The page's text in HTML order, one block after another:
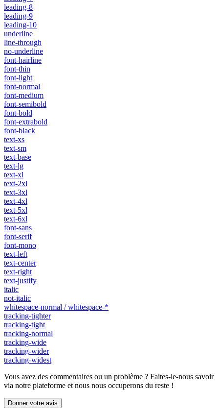
leading-8
leading-9
leading-10
underline
line-through
no-underline
font-hairline
font-thin
font-light
font-normal
font-medium
font-semibold
font-bold
font-extrabold
font-black
text-xs
text-sm
text-base
text-lg
text-xl
text-2xl
text-3xl
text-4xl
text-5xl
text-6xl
font-sans
font-serif
font-mono
text-left
text-center
text-right
text-justify
italic
not-italic
whitespace-normal / whitespace-*
tracking-tighter
tracking-tight
tracking-normal
tracking-wide
tracking-wider
tracking-widest
Vous avez des commentaires ou un problème ? Faites-le-nous savoir
via notre plateforme et nous nous occuperons du reste !
Donner votre avis